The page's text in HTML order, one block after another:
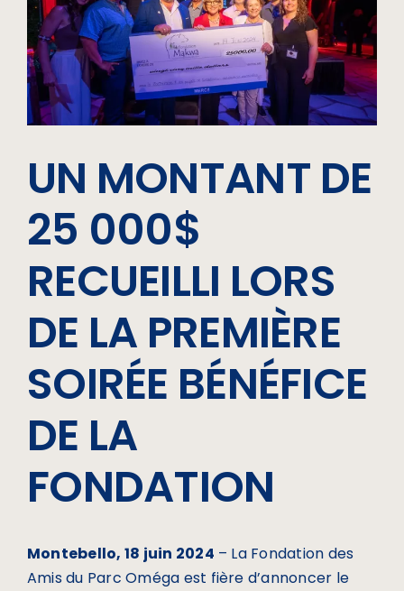
UN MONTANT DE
25 000$
RECUEILLI LORS
DE LA PREMIÈRE
SOIRÉE BÉNÉFICE
DE LA
FONDATION
Montebello, 18 juin 2024 – La Fondation des
Amis du Parc Oméga est fière d’annoncer le